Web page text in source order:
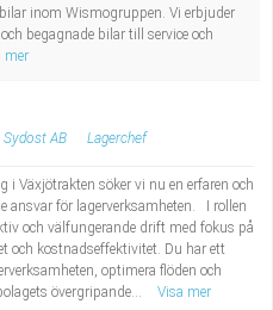
inom Wismogruppen. Vi erbjuder
begagnade bilar till service och
mer
Sydost AB Lagerchef
i Växjötrakten söker vi nu en erfaren och
ansvar för lagerverksamheten. I rollen
och välfungerande drift med fokus på
och kostnadseffektivitet. Du har ett
optimera flöden och
övergripande...
Visa mer